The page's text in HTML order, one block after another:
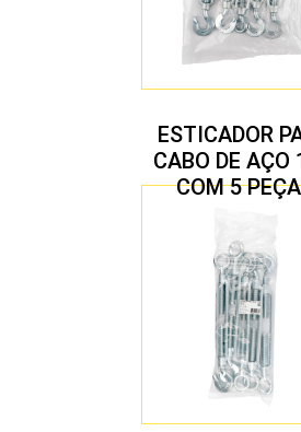
ESTICADOR
CABO DE AÇO
COM 5